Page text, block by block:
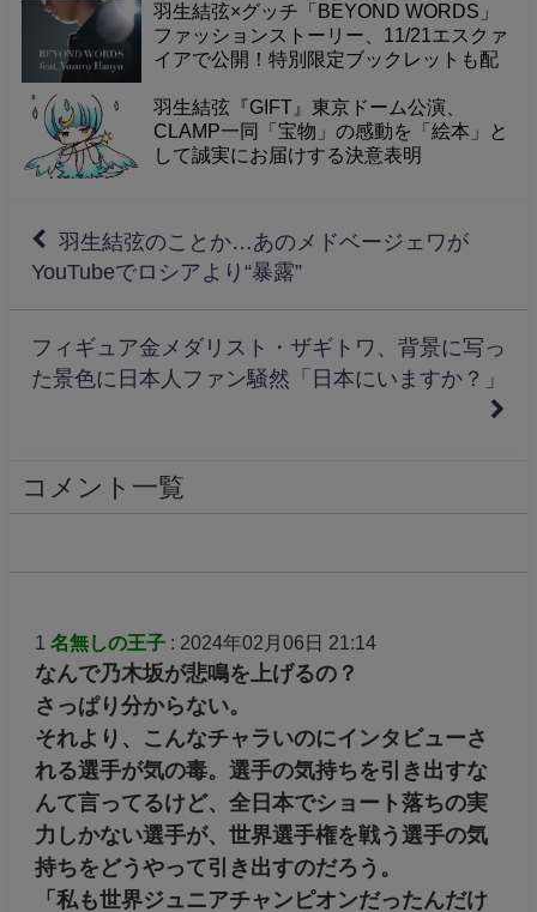
すべき日です！これまで素晴らしい演技
やメッセージを届けてくれたチャンネル
に感謝の気持ちを込めて、一緒にお祝い
羽生結弦×グッチ「BEYOND WORDS」
ファッションストーリー、11/21エスクァ
イアで公開！特別限定ブックレットも配
羽生結弦『GIFT』東京ドーム公演、
CLAMP一同「宝物」の感動を「絵本」と
して誠実にお届けする決意表明
羽生結弦のことか…あのメドベージェワが
YouTubeでロシアより“暴露”
フィギュア金メダリスト・ザギトワ、背景に写っ
た景色に日本人ファン騒然「日本にいますか？」
コメント一覧
1 名無しの王子: 2024年02月06日 21:14
なんで乃木坂が悲鳴を上げるの？
さっぱり分からない。
それより、こんなチャラいのにインタビューさ
れる選手が気の毒。選手の気持ちを引き出すな
んて言ってるけど、全日本でショート落ちの実
力しかない選手が、世界選手権を戦う選手の気
持ちをどうやって引き出すのだろう。
「私も世界ジュニアチャンピオンだったんだけ